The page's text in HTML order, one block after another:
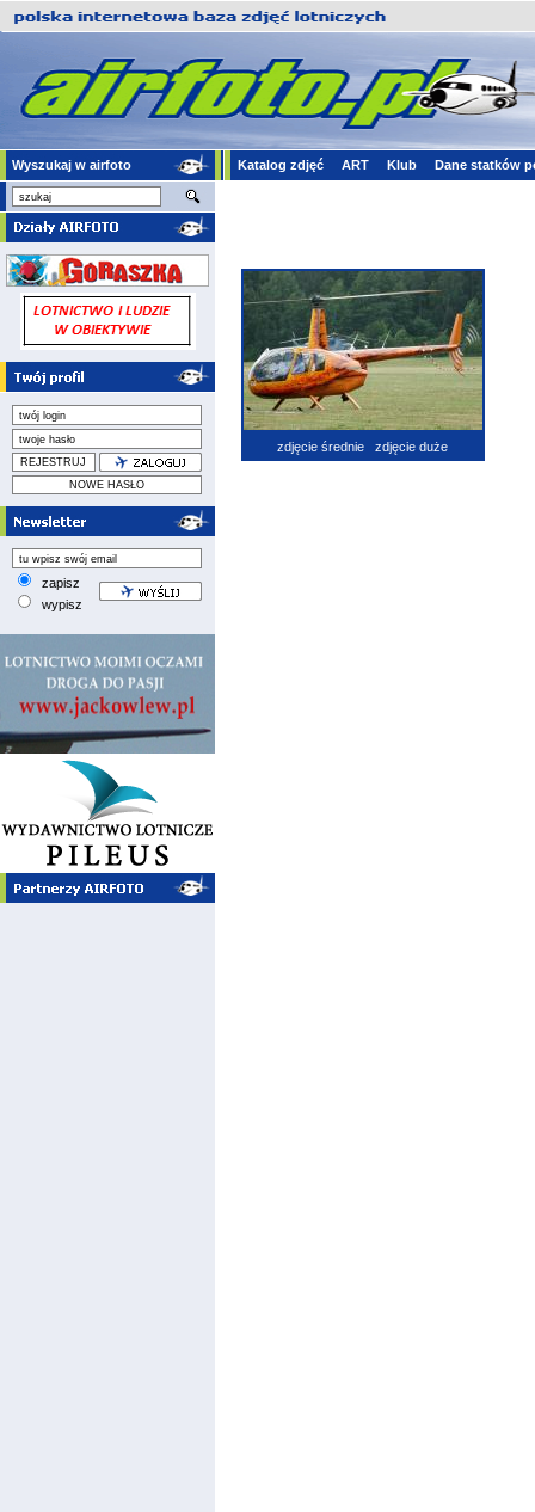
Wyszukaj w airfoto Katalog zdjęć ART Klub Dane statków
zapisz
wypisz
zdjęcie średnie zdjęcie duże